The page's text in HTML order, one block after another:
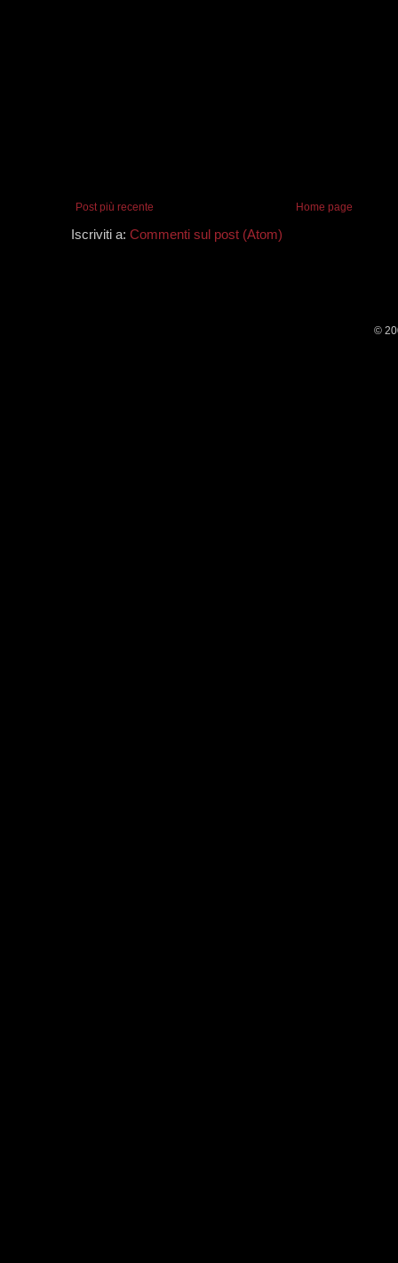
Post più recente Home page
Iscriviti a: Commenti sul post (Atom)
©